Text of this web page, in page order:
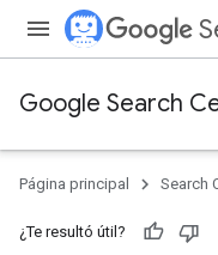
Google Search
Página principal Search
¿Te resultó útil?